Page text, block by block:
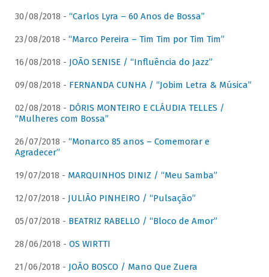
30/08/2018 - “Carlos Lyra – 60 Anos de Bossa”
23/08/2018 - “Marco Pereira – Tim Tim por Tim Tim”
16/08/2018 - JOÃO SENISE / “Influência do Jazz”
09/08/2018 - FERNANDA CUNHA / “Jobim Letra & Música”
02/08/2018 - DÓRIS MONTEIRO E CLÁUDIA TELLES /
“Mulheres com Bossa”
26/07/2018 - “Monarco 85 anos – Comemorar e
Agradecer”
19/07/2018 - MARQUINHOS DINIZ / “Meu Samba”
12/07/2018 - JULIÃO PINHEIRO / “Pulsação”
05/07/2018 - BEATRIZ RABELLO / “Bloco de Amor”
28/06/2018 - OS WIRTTI
21/06/2018 - JOÃO BOSCO / Mano Que Zuera